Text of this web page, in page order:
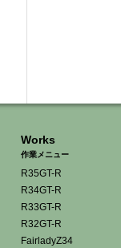
Works
作業メニュー
R35GT-R
R34GT-R
R33GT-R
R32GT-R
FairladyZ34